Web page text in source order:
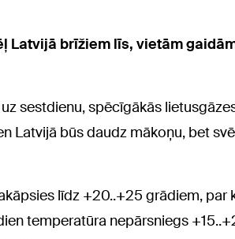
Latvijā brīžiem līs, vietām
sestdienu, spēcīgākās
Latvijā būs daudz mākoņu, bet
līdz +20..+25 grādiem, par
temperatūra nepārsniegs